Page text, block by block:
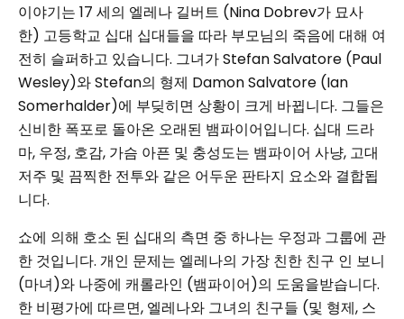
이야기는 17 세의 엘레나 길버트 (Nina Dobrev가 묘사
한) 고등학교 십대 십대들을 따라 부모님의 죽음에 대해 여
전히 슬퍼하고 있습니다. 그녀가 Stefan Salvatore (Paul
Wesley)와 Stefan의 형제 Damon Salvatore (Ian
Somerhalder)에 부딪히면 상황이 크게 바뀝니다. 그들은
신비한 폭포로 돌아온 오래된 뱀파이어입니다. 십대 드라
마, 우정, 호감, 가슴 아픈 및 충성도는 뱀파이어 사냥, 고대
저주 및 끔찍한 전투와 같은 어두운 판타지 요소와 결합됩
니다.
쇼에 의해 호소 된 십대의 측면 중 하나는 우정과 그룹에 관
한 것입니다. 개인 문제는 엘레나의 가장 친한 친구 인 보니
(마녀)와 나중에 캐롤라인 (뱀파이어)의 도움을받습니다.
한 비평가에 따르면, 엘레나와 그녀의 친구들 (및 형제, 스